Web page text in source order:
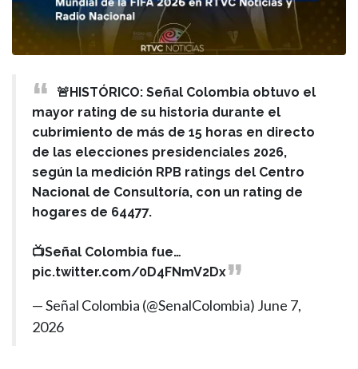
🚨HISTÓRICO: Señal Colombia obtuvo el
mayor rating de su historia durante el
cubrimiento de más de 15 horas en directo
de las elecciones presidenciales 2026,
según la medición RPB ratings del Centro
Nacional de Consultoría, con un rating de
hogares de 64477.
📺Señal Colombia fue…
pic.twitter.com/0D4FNmV2Dx
— Señal Colombia (@SenalColombia) June 7,
2026